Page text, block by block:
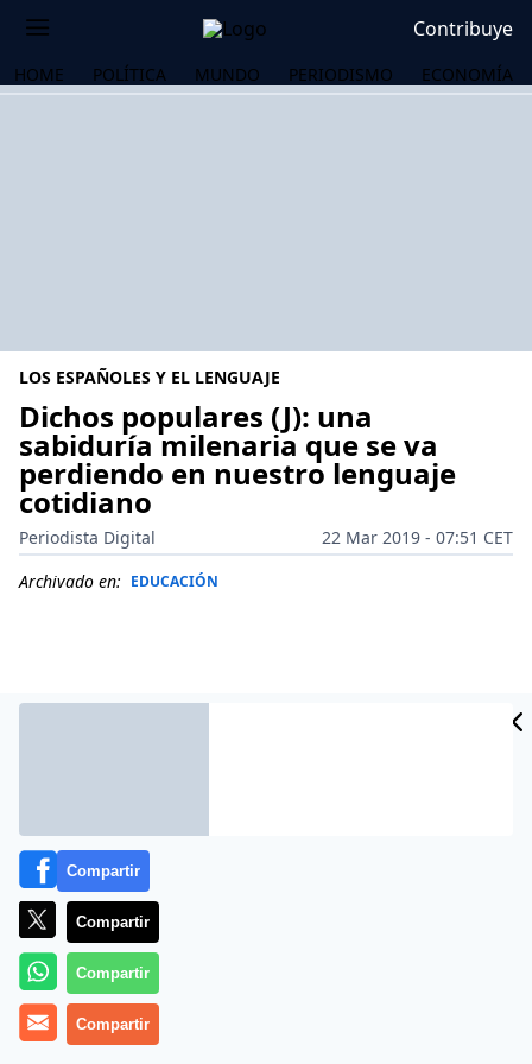
Contribuye
HOME POLÍTICA MUNDO PERIODISMO ECONOMÍA
LOS ESPAÑOLES Y EL LENGUAJE
Dichos populares (J): una
sabiduría milenaria que se va
perdiendo en nuestro lenguaje
cotidiano
Periodista Digital
22 Mar 2019 - 07:51 CET
Archivado en: EDUCACIÓN
Más información
Compartir
Compartir
Compartir
Compartir